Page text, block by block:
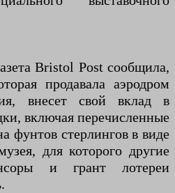
Bristol Post сообщила,
продавала аэродром
внесет свой вклад в
включая перечисленные
фунтов стерлингов в виде
для которого другие
и грант лотереи